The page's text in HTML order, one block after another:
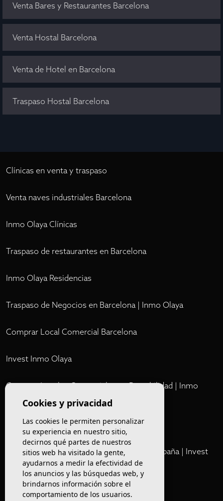
Venta Bares y Restaurantes Barcelona
Venta Hostal Barcelona
Venta de Hotel en Barcelona
Traspaso Hostal Barcelona
Clínicas en venta y traspaso
Venta naves industriales Barcelona
Inmo Olaya Clínicas
Traspaso de restaurantes en Barcelona
Inmo Olaya Residencias
Traspaso de Negocios en Barcelona | Inmo Olaya
Comprar Local Comercial Barcelona
Invest Inmo Olaya
Comprar Locales Comerciales en Rentabilidad | Inmo
Olaya
Cartera Privada de Activos Hoteleros en España | Invest
Inmo Olaya
Venta de edificios
Cookies y privacidad
Las cookies le permiten personalizar
su experiencia en nuestro sitio,
decirnos qué partes de nuestros
sitios web ha visitado la gente,
ayudarnos a medir la efectividad de
los anuncios y las búsquedas web, y
brindarnos información sobre el
comportamiento de los usuarios.